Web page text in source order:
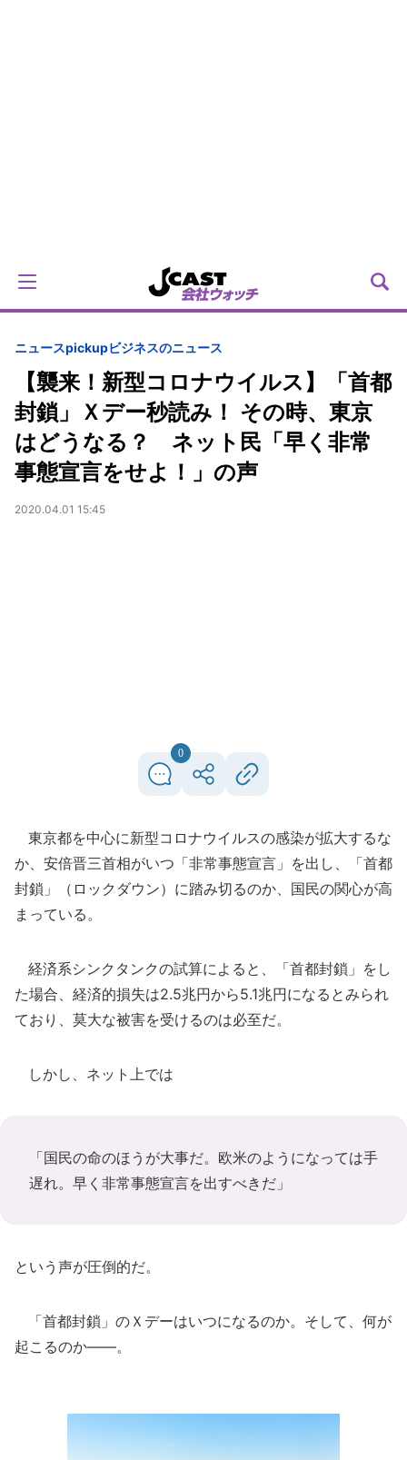
ニュースpickupビジネスのニュース
【襲来！新型コロナウイルス】「首都
封鎖」Ｘデー秒読み！ その時、東京
はどうなる？ ネット民「早く非常
事態宣言をせよ！」の声
2020.04.01 15:45
0
東京都を中心に新型コロナウイルスの感染が拡大するな
か、安倍晋三首相がいつ「非常事態宣言」を出し、「首都
封鎖」（ロックダウン）に踏み切るのか、国民の関心が高
まっている。
経済系シンクタンクの試算によると、「首都封鎖」をし
た場合、経済的損失は2.5兆円から5.1兆円になるとみられ
ており、莫大な被害を受けるのは必至だ。
しかし、ネット上では
「国民の命のほうが大事だ。欧米のようになっては手
遅れ。早く非常事態宣言を出すべきだ」
という声が圧倒的だ。
「首都封鎖」のＸデーはいつになるのか。そして、何が
起こるのか――。